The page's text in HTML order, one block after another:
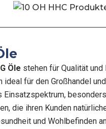
Öle stehen für Qualität und
ideal für den Großhandel
Einsatzspektrum,
die ihren Kunden
und Wohlbefinden